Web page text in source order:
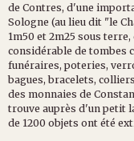
de Contres, d'une
Sologne (au lieu dit "le
1m50 et 2m25 sous
considérable de tombes
funéraires, poteries,
bagues, bracelets,
des monnaies de
trouve auprès d'un petit
de 1200 objets ont été